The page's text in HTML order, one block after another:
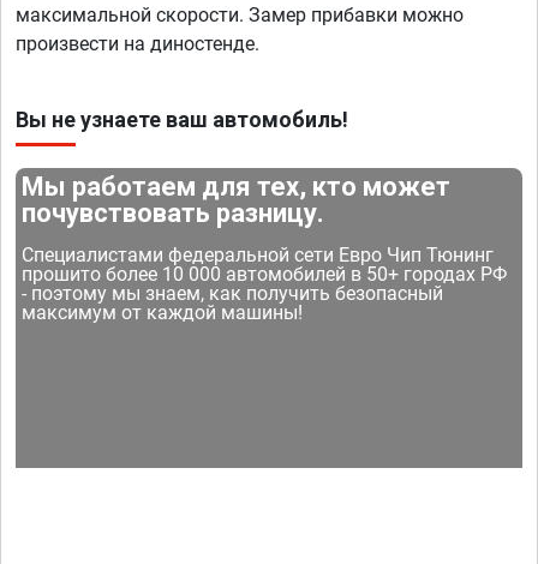
максимальной скорости. Замер прибавки можно
произвести на диностенде.
Вы не узнаете ваш автомобиль!
Мы работаем для тех, кто может
почувствовать разницу.
Специалистами федеральной сети Евро Чип Тюнинг
прошито более 10 000 автомобилей в 50+ городах РФ
- поэтому мы знаем, как получить безопасный
максимум от каждой машины!